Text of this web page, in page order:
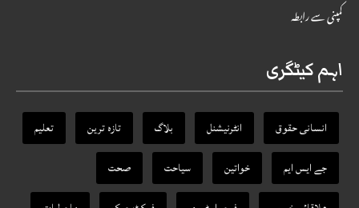
کمپنی سے رابطہ
اہم کیٹگری
انسانی حقوق انٹرنیشنل بلاگ تازہ ترین
تعلیم
جے ایس ایم
خواتین سیاحت
صحت